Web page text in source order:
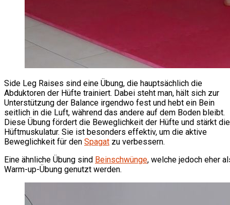
Side Leg Raises sind eine Übung, die hauptsächlich die
Abduktoren der Hüfte trainiert. Dabei steht man, hält sich zur
Unterstützung der Balance irgendwo fest und hebt ein Bein
seitlich in die Luft, während das andere auf dem Boden bleibt.
Diese Übung fördert die Beweglichkeit der Hüfte und stärkt die
Hüftmuskulatur. Sie ist besonders effektiv, um die aktive
Beweglichkeit für den Spagat zu verbessern.
Eine ähnliche Übung sind Beinschwünge, welche jedoch eher
Warm-up-Übung genutzt werden.